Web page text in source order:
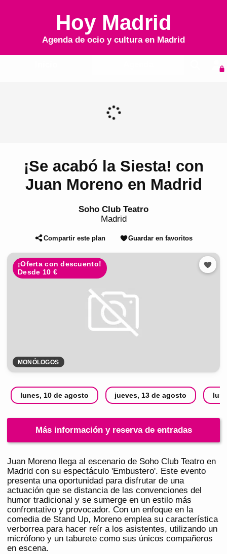
Hoy Madrid
Agenda de ocio y cultura en Madrid
¡Se acabó la Siesta! con
Juan Moreno en Madrid
Soho Club Teatro
Madrid
Compartir este plan Guardar en favoritos
¡Oferta con descuento!
Desde 10 €
MONÓLOGOS
lunes, 10 de agosto jueves, 13 de agosto
Más información y reserva de entradas
Juan Moreno llega al escenario de Soho Club Teatro en
Madrid con su espectáculo 'Embustero'. Este evento
presenta una oportunidad para disfrutar de una
actuación que se distancia de las convenciones del
humor tradicional y se sumerge en un estilo más
confrontativo y provocador. Con un enfoque en la
comedia de Stand Up, Moreno emplea su característica
verborrea para hacer reír a los asistentes, utilizando un
micrófono y un taburete como sus únicos compañeros
en escena.